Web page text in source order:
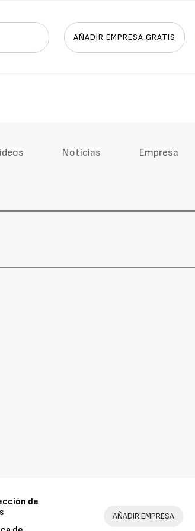
AÑADIR EMPRESA GRATIS
Noticias Empresa
de
AÑADIR EMPRESA